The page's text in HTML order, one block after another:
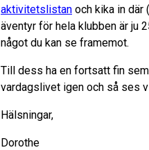
aktivitetslistan och kika in där
äventyr för hela klubben är ju
något du kan se framemot.
Till dess ha en fortsatt fin
vardagslivet igen och så ses
Hälsningar,
Dorothe